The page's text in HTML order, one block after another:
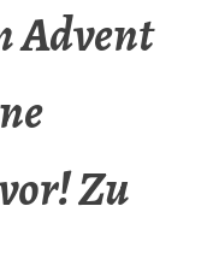
Advent
Zu